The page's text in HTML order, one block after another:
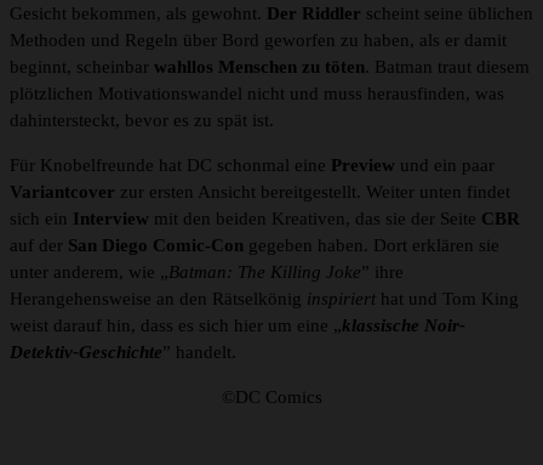
Gesicht bekommen, als gewohnt. Der Riddler scheint seine üblichen
Methoden und Regeln über Bord geworfen zu haben, als er damit
beginnt, scheinbar wahllos Menschen zu töten. Batman traut diesem
plötzlichen Motivationswandel nicht und muss herausfinden, was
dahintersteckt, bevor es zu spät ist.
Für Knobelfreunde hat DC schonmal eine Preview und ein paar
Variantcover zur ersten Ansicht bereitgestellt. Weiter unten findet
sich ein Interview mit den beiden Kreativen, das sie der Seite CBR
auf der San Diego Comic-Con gegeben haben. Dort erklären sie
unter anderem, wie „ Batman: The Killing Joke” ihre
Herangehensweise an den Rätselkönig inspiriert hat und Tom King
weist darauf hin, dass es sich hier um eine „klassische Noir-
Detektiv-Geschichte” handelt.
©DC Comics